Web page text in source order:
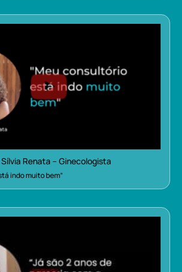
Renata – Ginecologista
indo muito bem”